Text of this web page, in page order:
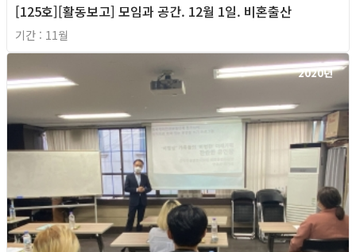
[125호][활동보고] 모임과 공간. 12월 1일. 비혼출산
기간 : 11월
2020년